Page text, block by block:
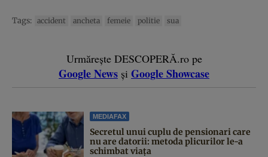
Tags: accident ancheta femeie politie sua
Urmărește DESCOPERĂ.ro pe
Google News și Google Showcase
MEDIAFAX
Secretul unui cuplu de pensionari care
nu are datorii: metoda plicurilor le-a
schimbat viața